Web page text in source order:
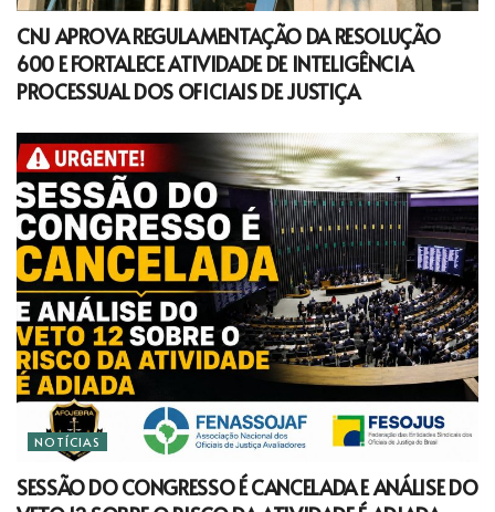
CNJ APROVA REGULAMENTAÇÃO DA RESOLUÇÃO
600 E FORTALECE ATIVIDADE DE INTELIGÊNCIA
PROCESSUAL DOS OFICIAIS DE JUSTIÇA
NOTÍCIAS
SESSÃO DO CONGRESSO É CANCELADA E ANÁLISE DO